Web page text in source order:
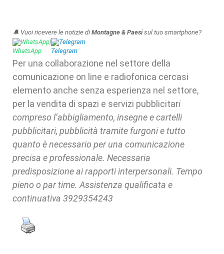
🔔 Vuoi ricevere le notizie di Montagne & Paesisul tuo smartphone?
WhatsApp| Telegram
Per una collaborazione nel settore della
comunicazione on line e radiofonica cercasi
elemento anche senza esperienza nel settore,
per la vendita di spazi e servizi pubblicitari
compreso l’abbigliamento, insegne e cartelli
pubblicitari, pubblicità tramite furgoni e tutto
quanto è necessario per una comunicazione
precisa e professionale. Necessaria
predisposizione ai rapporti interpersonali. Tempo
pieno o par time. Assistenza qualificata e
continuativa 3929354243